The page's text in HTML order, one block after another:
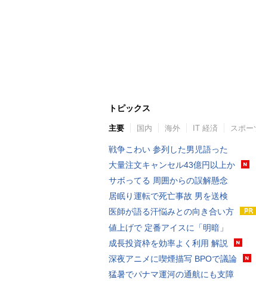
トピックス
主要 国内 海外 IT 経済 スポー
戦争こわい 参列した男児語った
大量注文キャンセル43億円以上か
サボってる 周囲からの誤解懸念
居眠り運転で死亡事故 男を送検
医師が語る汗悩みとの向き合い方
値上げで 定番アイスに「明暗」
成長投資枠を効率よく利用 解説
深夜アニメに喫煙描写 BPOで議論
猛暑でパナマ運河の通航にも支障